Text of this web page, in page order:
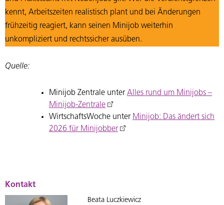
kennt, Arbeitszeiten realistisch plant und bei Änderungen
frühzeitig reagiert, kann seinen Minijob weiterhin
unkompliziert und rechtssicher ausüben.
Quelle:
Minijob Zentrale unter Alles rund um Minijobs –
Minijob-Zentrale
WirtschaftsWoche unter Minijob: Das ändert sich
2026 für Minijobber
Kontakt
Beata Luczkiewicz